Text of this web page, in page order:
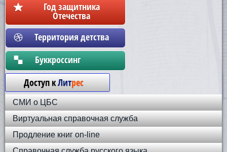
Год защитника
Отечества
Территория детства
Бyккpoccинг
Доступ кЛитрес
СМИ о ЦБС
Виртуальная справочная служба
Продление книг on-line